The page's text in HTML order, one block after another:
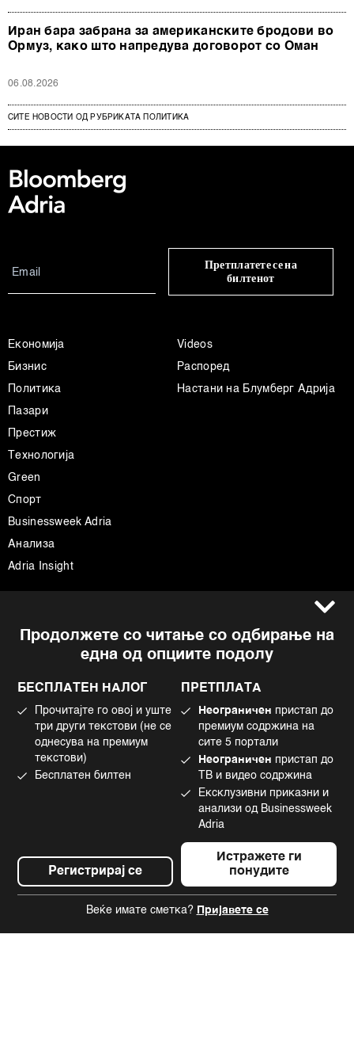
Иран бара забрана за американските бродови во
Ормуз, како што напредува договорот со Оман
06.08.2026
СИТЕ НОВОСТИ ОД РУБРИКАТА ПОЛИТИКА
Продолжете со читање со одбирање на
една од опциите подолу
БЕСПЛАТЕН НАЛОГ
Прочитајте го овој и уште
три други текстови (не се
однесува на премиум
текстови)
Бесплатен билтен
Регистрирај се
ПРЕТПЛАТА
Неограничен пристап до
премиум содржина на
сите 5 портали
Неограничен пристап до
ТВ и видео содржина
Ексклузивни приказни и
анализи од Businessweek
Adria
Истражете ги
понудите
Веќе имате сметка? Пријавете се
Претплатете се на
билтенот
Економија
Бизнис
Политика
Пазари
Престиж
Технологија
Green
Спорт
Businessweek Adria
Анализа
Adria Insight
Videos
Распоред
Настани на Блумберг Адрија
Импресум
Политика на приватност
Политика за колачиња
Употреба на вештачка интелигенција
Facebook
Instagram
Twitter
Tiktok
©2022 - 2026 Bloomberg L.P. All Rights Reserved. BLOOMBERG and the
BLOOMBERG logo are registered trademarks and service marks of
Bloomberg Finance L.P. or its subsidiaries, displayed with permission
Bloomberg Adria is a Mtel Swiss SA Property
News CMS by Cubes